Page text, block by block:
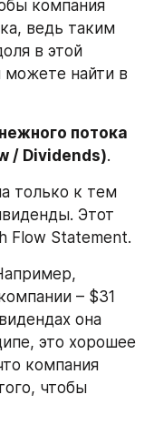
компания
ведь таким
в этой
найти в
потока
/ Dividends).
только к тем
Этот
Flow Statement.
– $31
она
это хорошее
компания
чтобы